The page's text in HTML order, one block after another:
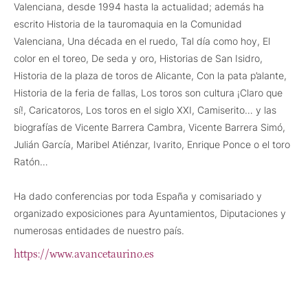
Valenciana, desde 1994 hasta la actualidad; además ha
escrito Historia de la tauromaquia en la Comunidad
Valenciana, Una década en el ruedo, Tal día como hoy, El
color en el toreo, De seda y oro, Historias de San Isidro,
Historia de la plaza de toros de Alicante, Con la pata p’alante,
Historia de la feria de fallas, Los toros son cultura ¡Claro que
sí!, Caricatoros, Los toros en el siglo XXI, Camiserito… y las
biografías de Vicente Barrera Cambra, Vicente Barrera Simó,
Julián García, Maribel Atiénzar, Ivarito, Enrique Ponce o el toro
Ratón…
Ha dado conferencias por toda España y comisariado y
organizado exposiciones para Ayuntamientos, Diputaciones y
numerosas entidades de nuestro país.
https://www.avancetaurino.es